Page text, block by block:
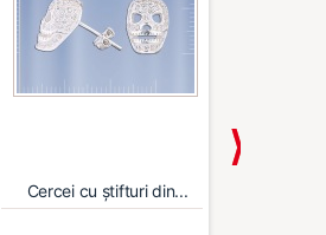
Cercei cu știfturi din...